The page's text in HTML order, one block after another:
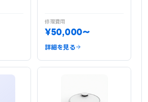
修理費用
¥50,000〜
詳細を見る